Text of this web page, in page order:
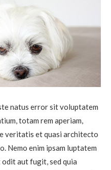
natus error sit voluptatem
totam rem aperiam,
veritatis et quasi architecto
Nemo enim ipsam luptatem
aut fugit, sed quia